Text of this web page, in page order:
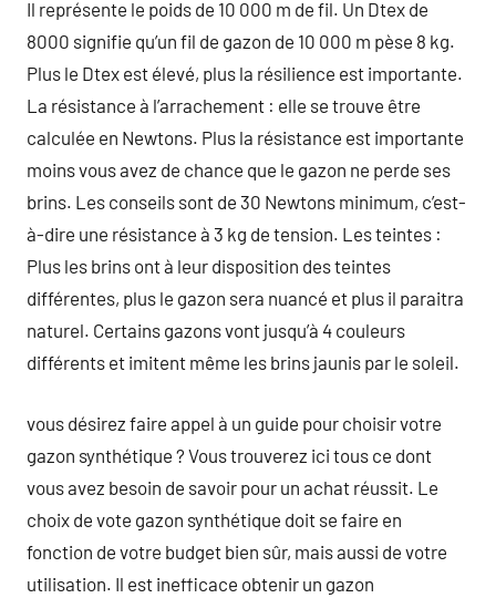
Il représente le poids de 10 000 m de fil. Un Dtex de
8000 signifie qu’un fil de gazon de 10 000 m pèse 8 kg.
Plus le Dtex est élevé, plus la résilience est importante.
La résistance à l’arrachement : elle se trouve être
calculée en Newtons. Plus la résistance est importante
moins vous avez de chance que le gazon ne perde ses
brins. Les conseils sont de 30 Newtons minimum, c’est-
à-dire une résistance à 3 kg de tension. Les teintes :
Plus les brins ont à leur disposition des teintes
différentes, plus le gazon sera nuancé et plus il paraitra
naturel. Certains gazons vont jusqu’à 4 couleurs
différents et imitent même les brins jaunis par le soleil.
vous désirez faire appel à un guide pour choisir votre
gazon synthétique ? Vous trouverez ici tous ce dont
vous avez besoin de savoir pour un achat réussit. Le
choix de vote gazon synthétique doit se faire en
fonction de votre budget bien sûr, mais aussi de votre
utilisation. Il est inefficace obtenir un gazon